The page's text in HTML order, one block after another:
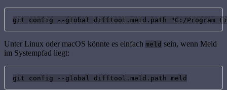
git config --global difftool.meld.path "C:/Program
Unter Linux oder macOS könnte es einfach meld sein, wenn Meld
im Systempfad liegt:
git config --global difftool.meld.path meld